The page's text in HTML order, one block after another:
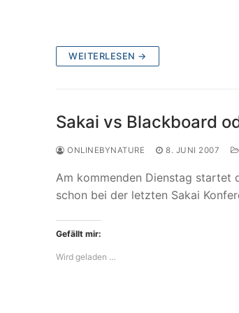
WEITERLESEN →
Sakai vs Blackboard
ONLINEBYNATURE 8. JUNI 2007
Am kommenden Dienstag startet
schon bei der letzten Sakai
Gefällt mir:
Wird geladen …